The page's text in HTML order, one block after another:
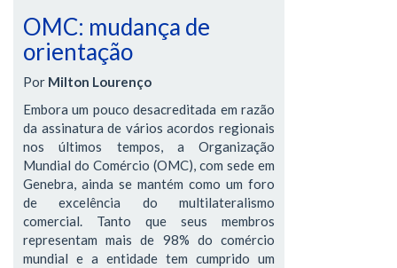
OMC: mudança de
orientação
Por Milton Lourenço
Embora um pouco desacreditada em razão
da assinatura de vários acordos regionais
nos últimos tempos, a Organização
Mundial do Comércio (OMC), com sede em
Genebra, ainda se mantém como um foro
de excelência do multilateralismo
comercial. Tanto que seus membros
representam mais de 98% do comércio
mundial e a entidade tem cumprido um